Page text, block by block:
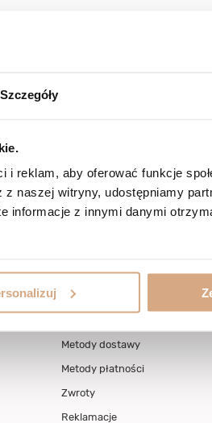
Szczegóły
reklam, aby oferować funkcje
naszej witryny, udostępniamy
informacje z innymi danymi
POMOC
Metody dostawy
Metody płatności
Zwroty
Reklamacje